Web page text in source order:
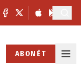
ABONĒT